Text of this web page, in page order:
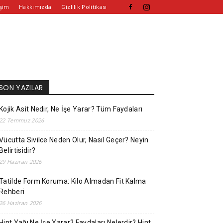
Hakkımızda Gizlilik Politikası
YAZILAR
Kojik Asit Nedir, Ne İşe Yarar? Tüm Faydaları
22 Temmuz 2026
Sivilce Neden Olur, Nasıl Geçer? Neyin
Belirtisidir?
29 Haziran 2026
Form Koruma: Kilo Almadan Fit Kalma
Rehberi
26 Haziran 2026